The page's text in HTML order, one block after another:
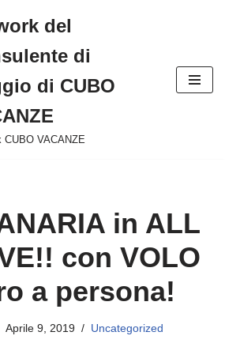
del
di
di CUBO
CUBO VACANZE
in ALL
con VOLO
a persona!
Aprile 9, 2019 Uncategorized